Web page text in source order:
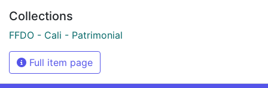
Collections
FFDO - Cali - Patrimonial
Full item page